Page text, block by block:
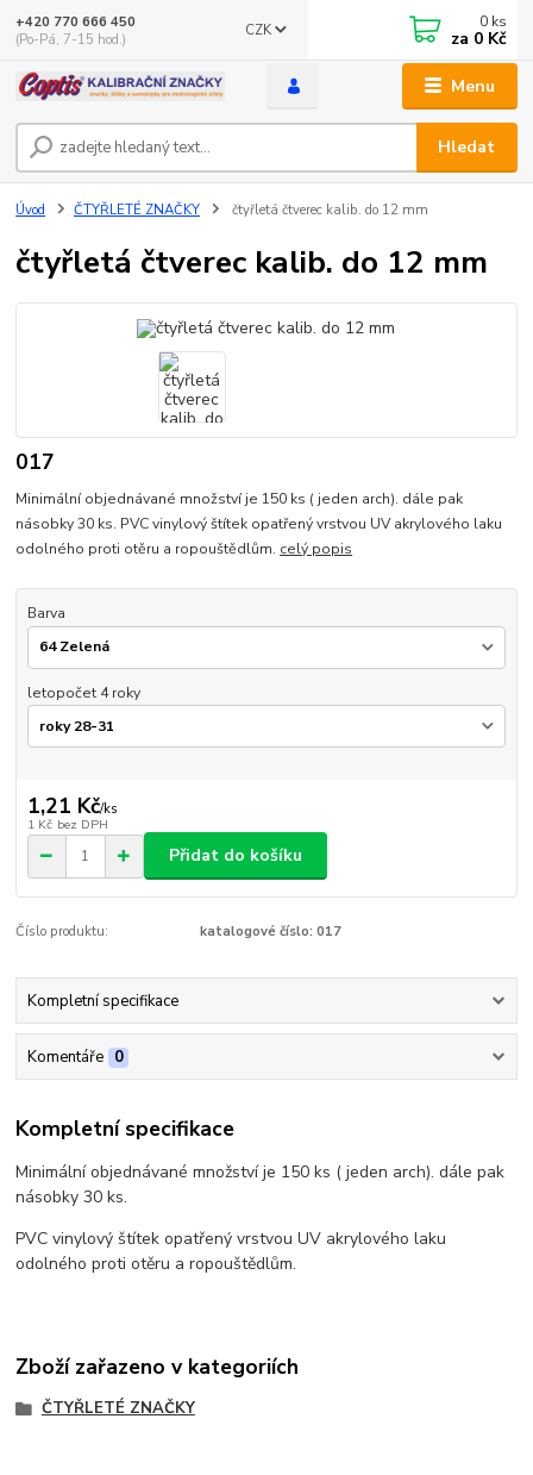
Menu
CZK
Hledat
+420 770 666 450
(Po-Pá, 7-15 hod.)
0 ks
za 0 Kč
Úvod ČTYŘLETÉ ZNAČKY čtyřletá čtverec kalib. do 12 mm
čtyřletá čtverec kalib. do 12 mm
017
Minimální objednávané množství je 150 ks ( jeden arch). dále pak
násobky 30 ks. PVC vinylový štítek opatřený vrstvou UV akrylového laku
odolného proti otěru a ropouštědlům. celý popis
Barva
letopočet 4 roky
1,21 Kč/ks
1 Kč bez DPH
Přidat do košíku
Číslo produktu: katalogové číslo: 017
Kompletní specifikace
Komentáře 0
Kompletní specifikace
Minimální objednávané množství je 150 ks ( jeden arch). dále pak
násobky 30 ks.
PVC vinylový štítek opatřený vrstvou UV akrylového laku
odolného proti otěru a ropouštědlům.
Zboží zařazeno v kategoriích
ČTYŘLETÉ ZNAČKY